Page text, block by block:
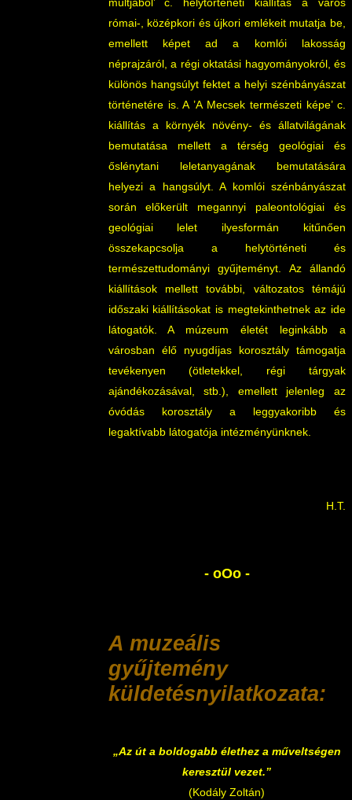
múltjából’ c. helytörténeti kiállítás a város
római-, középkori és újkori emlékeit mutatja be,
emellett képet ad a komlói lakosság
néprajzáról, a régi oktatási hagyományokról, és
különös hangsúlyt fektet a helyi szénbányászat
történetére is. A ’A Mecsek természeti képe’ c.
kiállítás a környék növény- és állatvilágának
bemutatása mellett a térség geológiai és
őslénytani leletanyagának bemutatására
helyezi a hangsúlyt. A komlói szénbányászat
során előkerült megannyi paleontológiai és
geológiai lelet ilyesformán kitűnően
összekapcsolja a helytörténeti és
természettudományi gyűjteményt. Az állandó
kiállítások mellett további, változatos témájú
időszaki kiállításokat is megtekinthetnek az ide
látogatók. A múzeum életét leginkább a
városban élő nyugdíjas korosztály támogatja
tevékenyen (ötletekkel, régi tárgyak
ajándékozásával, stb.), emellett jelenleg az
óvódás korosztály a leggyakoribb és
legaktívabb látogatója intézményünknek.
H.T.
- oOo -
A muzeális
gyűjtemény
küldetésnyilatkozata:
„Az út a boldogabb élethez a műveltségen
keresztül vezet.”
(Kodály Zoltán)